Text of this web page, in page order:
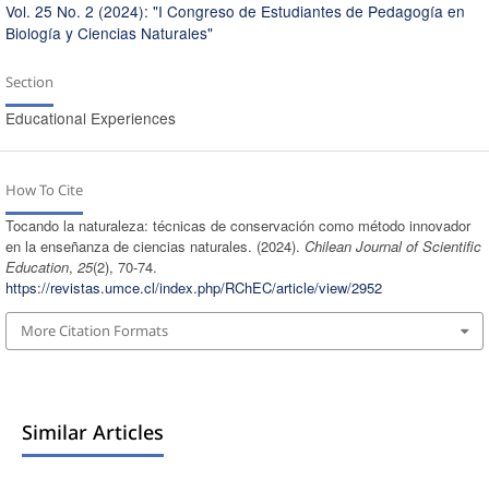
Vol. 25 No. 2 (2024): "I Congreso de Estudiantes de Pedagogía en
Biología y Ciencias Naturales"
Section
Educational Experiences
How To Cite
Tocando la naturaleza: técnicas de conservación como método innovador
en la enseñanza de ciencias naturales. (2024). Chilean Journal of Scientific
Education, 25(2), 70-74.
https://revistas.umce.cl/index.php/RChEC/article/view/2952
More Citation Formats
Similar Articles